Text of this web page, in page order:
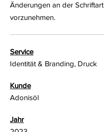
Änderungen an der Schriftart
vorzunehmen.
Service
Identität & Branding, Druck
Kunde
Adonisöl
Jahr